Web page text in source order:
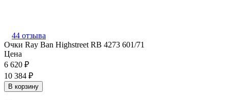
44 отзыва
Очки Ray Ban Highstreet RB 4273 601/71
Цена
6 620 ₽
10 384 ₽
В корзину